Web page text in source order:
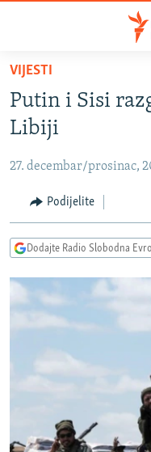
Pređite
glavni
sadržaj
na
navigaciju
Pređite
na
BOSNA I
SRBIJA
KOSOVO
CRNA GORA
VIDEO
FOTOGALERIJE
INFOGRAFIKE
PODCASTI
RAT U UKRAJINI
KINA NA BALKANU
RSE PRIČE IZ SVIJETA
ISPRIČAJ MI
SPECIJALI RSE
VIJESTI
Putin i Sisi
Libiji
27. decembar/prosinac,
Podijelite
Dodajte Radio Slobodna